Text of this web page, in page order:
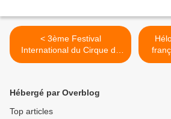
< 3ème Festival
International du Cirque de
Zhuhai en Chine
Hébergé par Overblog
Top articles